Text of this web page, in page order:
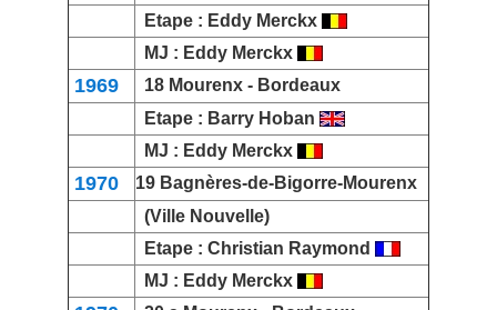
Etape : Eddy Merckx
MJ : Eddy Merckx
1969 18 Mourenx - Bordeaux
Etape : Barry Hoban
MJ : Eddy Merckx
1970 19 Bagnères-de-Bigorre-Mourenx
(Ville Nouvelle)
Etape : Christian Raymond
MJ : Eddy Merckx